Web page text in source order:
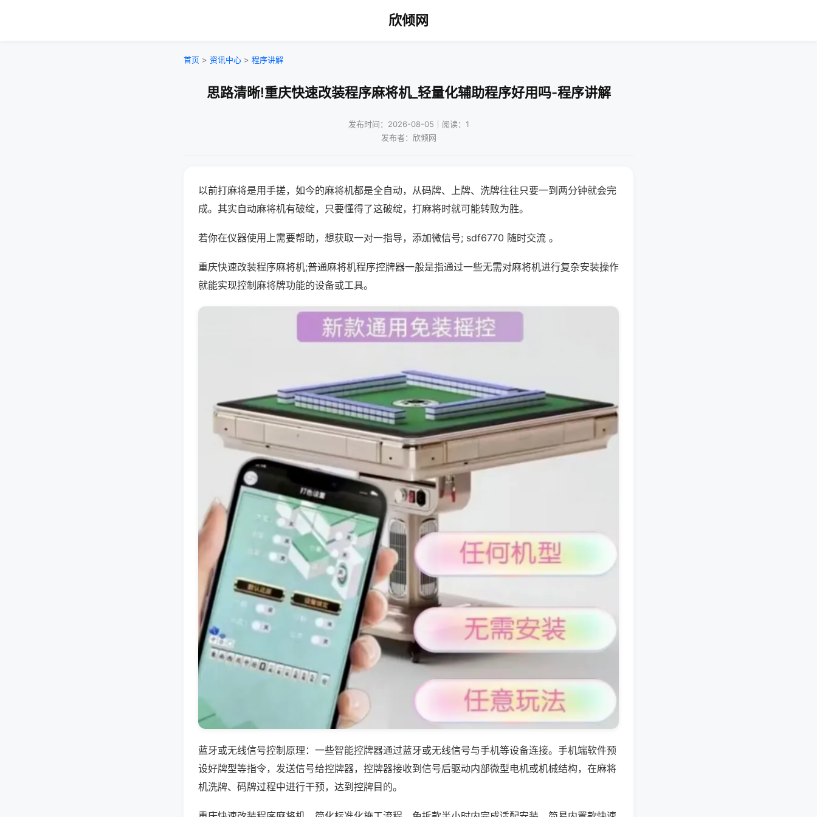
欣倾网
首页 > 资讯中心 > 程序讲解
思路清晰!重庆快速改装程序麻将机_轻量化辅助程序好用吗-程序讲解
发布时间：2026-08-05｜阅读：1
发布者：欣倾网
以前打麻将是用手搓，如今的麻将机都是全自动，从码牌、上牌、洗牌往往只要一到两分钟就会完
成。其实自动麻将机有破绽，只要懂得了这破绽，打麻将时就可能转败为胜。
若你在仪器使用上需要帮助，想获取一对一指导，添加微信号; sdf6770 随时交流 。
重庆快速改装程序麻将机;普通麻将机程序控牌器一般是指通过一些无需对麻将机进行复杂安装操作
就能实现控制麻将牌功能的设备或工具。
蓝牙或无线信号控制原理：一些智能控牌器通过蓝牙或无线信号与手机等设备连接。手机端软件预
设好牌型等指令，发送信号给控牌器，控牌器接收到信号后驱动内部微型电机或机械结构，在麻将
机洗牌、码牌过程中进行干预，达到控牌目的。